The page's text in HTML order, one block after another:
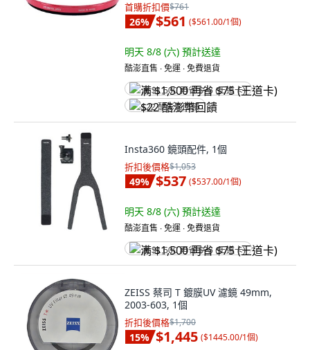
首購折扣價$761
26% $561 ($561.00/1個)
明天 8/8 (六) 預計送達
酷澎直售 ∙ 免運 ∙ 免費退貨
满 $1,500 再省 $75 (王道卡)
$22 酷澎幣回饋
Insta360 鏡頭配件, 1個
折扣後價格$1,053
49% $537 ($537.00/1個)
明天 8/8 (六) 預計送達
酷澎直售 ∙ 免運 ∙ 免費退貨
满 $1,500 再省 $75 (王道卡)
ZEISS 蔡司 T 鍍膜UV 濾鏡 49mm,
2003-603, 1個
折扣後價格$1,700
15% $1,445 ($1445.00/1個)